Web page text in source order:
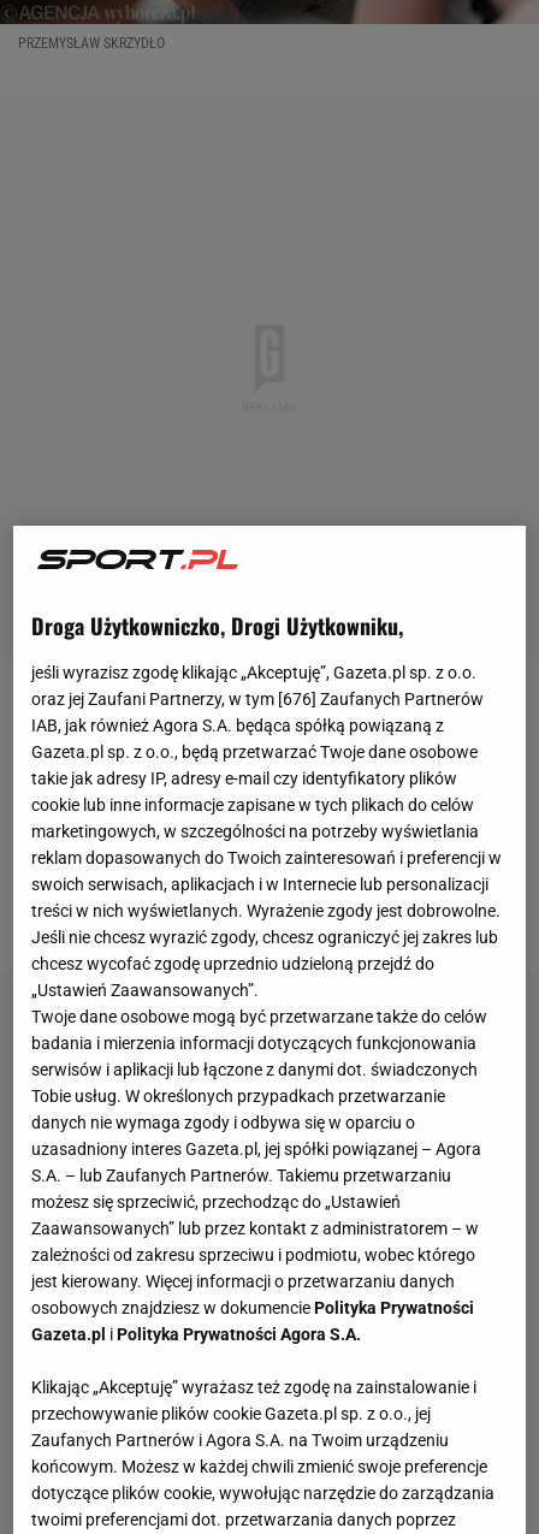
PRZEMYSŁAW SKRZYDŁO
TrenerzyStomilu Olsztynw sierpniu na obozie w
Wilkasach k. Giżycka przygotowywali do sezonu
koszykarzy, którzy przechodzili z kategorii juniora do
seniora. We wtorek ćwiczyć zaczęli również bardziej
doświadczenizawodnicy. Sportowcy będą trenować
trzy razy w tygodniu na obiektach Ośrodka Sportu i
Rekreacji, także w siłowni.
Droga Użytkowniczko, Drogi Użytkowniku,
jeśli wyrazisz zgodę klikając „Akceptuję”, Gazeta.pl sp. z o.o.
oraz jej Zaufani Partnerzy, w tym [676] Zaufanych Partnerów
IAB, jak również Agora S.A. będąca spółką powiązaną z
Gazeta.pl sp. z o.o., będą przetwarzać Twoje dane osobowe
takie jak adresy IP, adresy e-mail czy identyfikatory plików
cookie lub inne informacje zapisane w tych plikach do celów
marketingowych, w szczególności na potrzeby wyświetlania
reklam dopasowanych do Twoich zainteresowań i preferencji w
swoich serwisach, aplikacjach i w Internecie lub personalizacji
treści w nich wyświetlanych. Wyrażenie zgody jest dobrowolne.
Jeśli nie chcesz wyrazić zgody, chcesz ograniczyć jej zakres lub
chcesz wycofać zgodę uprzednio udzieloną przejdź do
„Ustawień Zaawansowanych”.
Twoje dane osobowe mogą być przetwarzane także do celów
badania i mierzenia informacji dotyczących funkcjonowania
serwisów i aplikacji lub łączone z danymi dot. świadczonych
Tobie usług. W określonych przypadkach przetwarzanie
danych nie wymaga zgody i odbywa się w oparciu o
uzasadniony interes Gazeta.pl, jej spółki powiązanej – Agora
S.A. – lub Zaufanych Partnerów. Takiemu przetwarzaniu
możesz się sprzeciwić, przechodząc do „Ustawień
Zaawansowanych” lub przez kontakt z administratorem – w
zależności od zakresu sprzeciwu i podmiotu, wobec którego
jest kierowany. Więcej informacji o przetwarzaniu danych
osobowych znajdziesz w dokumenciePolityka Prywatności
Gazeta.pl iPolityka Prywatności Agora S.A.
Klikając „Akceptuję” wyrażasz też zgodę na zainstalowanie i
przechowywanie plików cookie Gazeta.pl sp. z o.o., jej
Zaufanych Partnerów i Agora S.A. na Twoim urządzeniu
końcowym. Możesz w każdej chwili zmienić swoje preferencje
dotyczące plików cookie, wywołując narzędzie do zarządzania
twoimi preferencjami dot. przetwarzania danych poprzez